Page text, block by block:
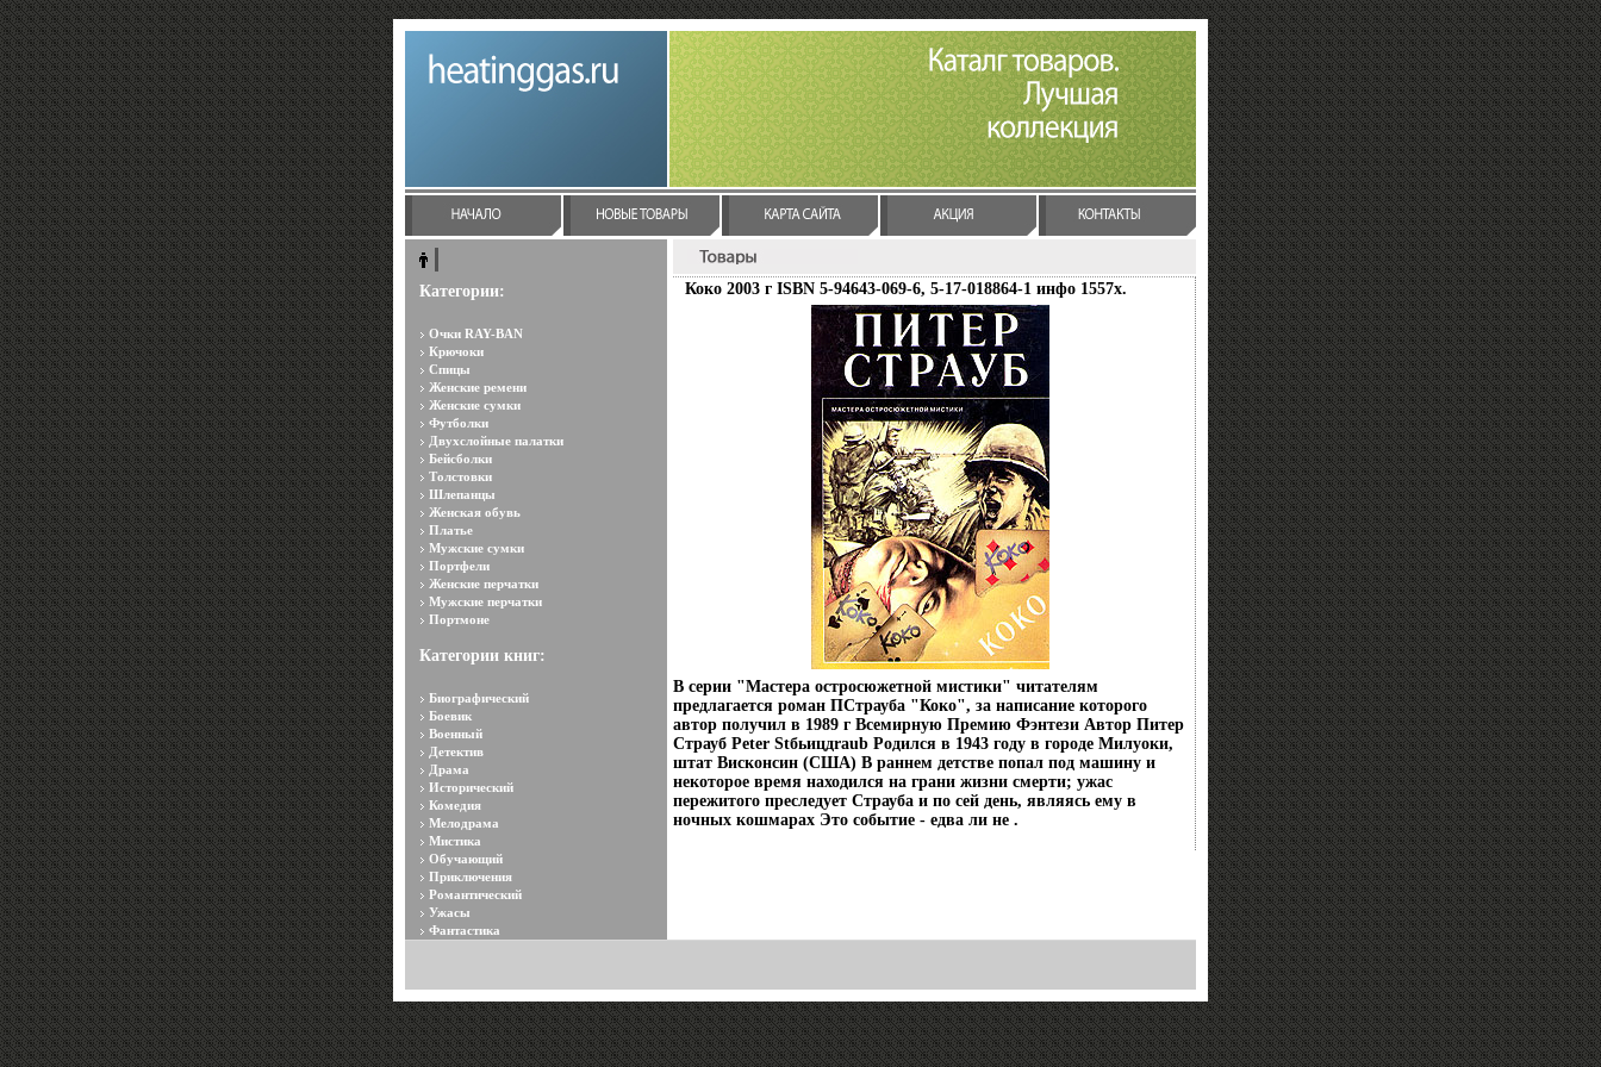
Категории:
Очки RAY-BAN
Крючоки
Спицы
Женские ремени
Женские сумки
Футболки
Двухслойные палатки
Бейсболки
Толстовки
Шлепанцы
Женская обувь
Платье
Мужские сумки
Портфели
Женские перчатки
Мужские перчатки
Портмоне
Категории книг:
Биографический
Боевик
Военный
Детектив
Драма
Исторический
Комедия
Мелодрама
Мистика
Обучающий
Приключения
Романтический
Ужасы
Фантастика
Коко 2003 г ISBN 5-94643-069-6, 5-17-018864-1 инфо 1557x.
В серии "Мастера остросюжетной мистики" читателям
предлагается роман ПСтрауба "Коко", за написание которого
автор получил в 1989 г Всемирную Премию Фэнтези Автор Питер
Страуб Peter Stбьицдraub Родился в 1943 году в городе Милуоки,
штат Висконсин (США) В раннем детстве попал под машину и
некоторое время находился на грани жизни смерти; ужас
пережитого преследует Страуба и по сей день, являясь ему в
ночных кошмарах Это событие - едва ли не .